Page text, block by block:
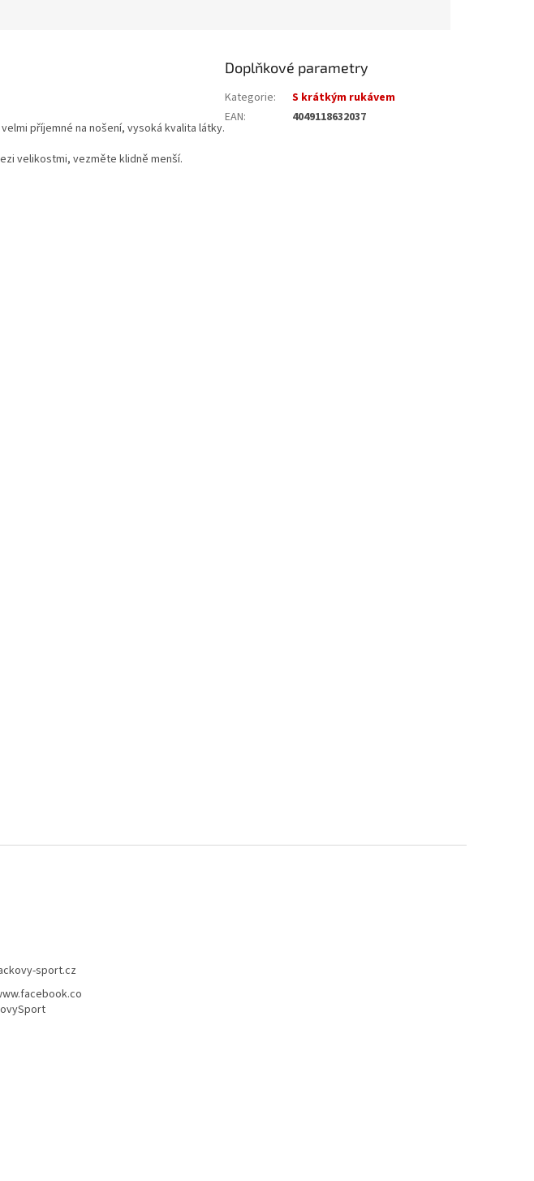
příjemné na nošení, vysoká kvalita látky.
velikostmi, vezměte klidně menší.
Doplňkové parametry
Kategorie:
S krátkým rukávem
EAN: 4049118632037
sport.cz